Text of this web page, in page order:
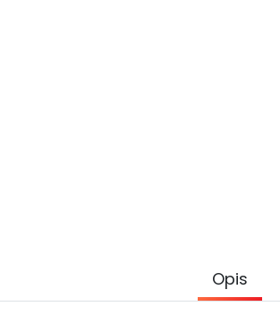
Opis